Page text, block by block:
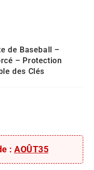
de Baseball –
– Protection
des Clés
: AOÛT35